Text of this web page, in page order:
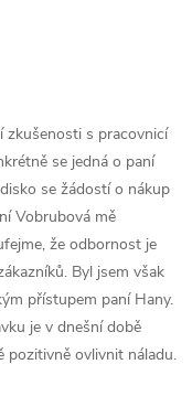
zkušenosti s pracovnicí
se jedná o paní
se žádostí o nákup
Vobrubová mě
že odbornost je
Byl jsem však
přístupem paní Hany.
je v dnešní době
pozitivně ovlivnit náladu.